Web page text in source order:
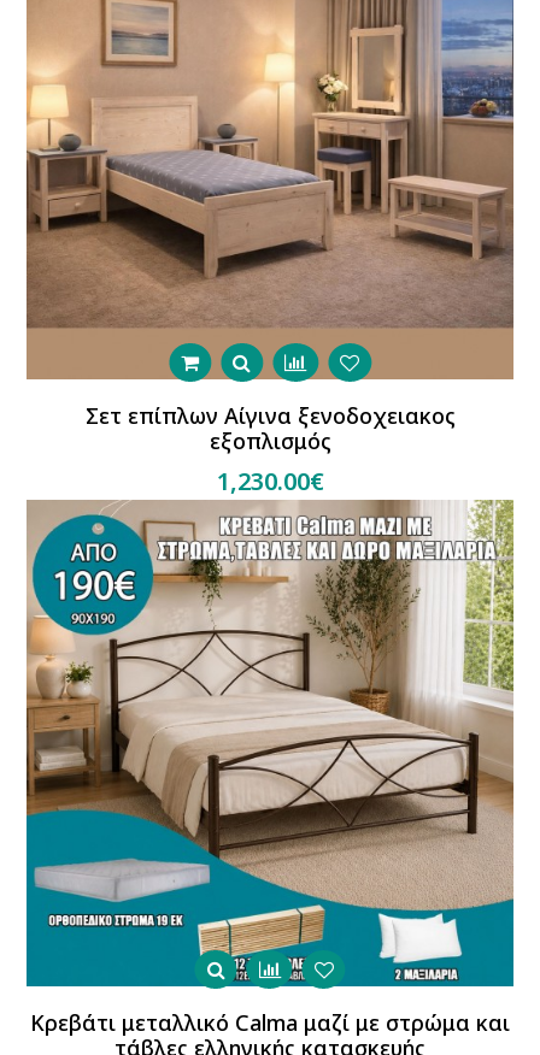
Σετ επίπλων Αίγινα ξενοδοχειακος
εξοπλισμός
1,230.00€
Κρεβάτι μεταλλικό Calma μαζί με στρώμα και
τάβλες ελληνικής κατασκευής